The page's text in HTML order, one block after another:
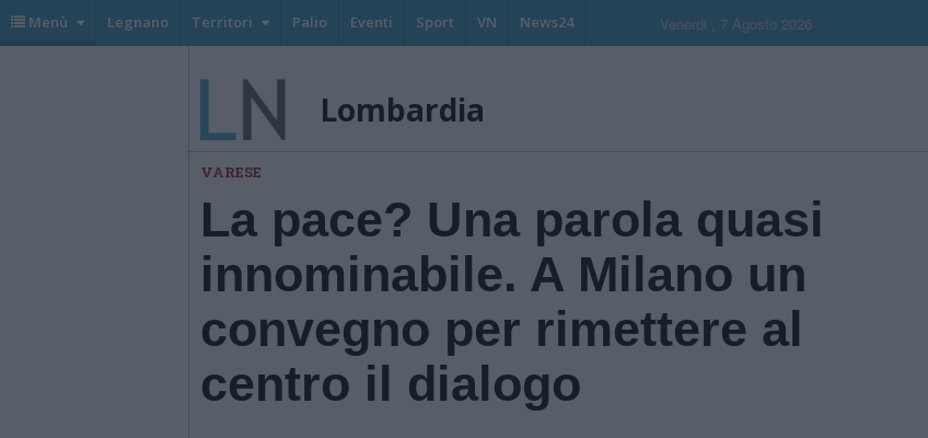
Menù Legnano Territori Palio Eventi Sport VN News24 Venerdi , 7 Agosto 2026
Lombardia
VARESE
La pace? Una parola quasi
innominabile. A Milano un
convegno per rimettere al
centro il dialogo